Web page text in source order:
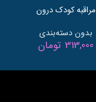
مراقبه کودک درون
بدون دسته‌بندی
313,000 تومان